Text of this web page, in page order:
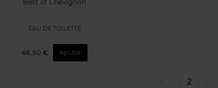
Best of Chevignon
EAU DE TOILETTE
66,90 € Ajouter
2